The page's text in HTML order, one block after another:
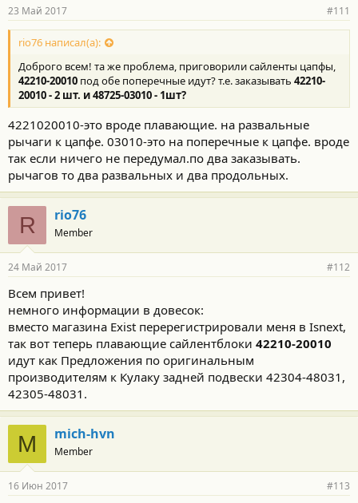
23 Май 2017 #111
rio76 написал(а):
Доброго всем! та же проблема, приговорили сайленты цапфы,
42210-20010 под обе поперечные идут? т.е. заказывать 42210-
20010- 2 шт. и48725-03010 - 1шт?
4221020010-это вроде плавающие. на развальные
рычаги к цапфе. 03010-это на поперечные к цапфе. вроде
так если ничего не передумал.по два заказывать.
рычагов то два развальных и два продольных.
R rio76
Member
24 Май 2017 #112
Всем привет!
немного информации в довесок:
вместо магазина Exist перерегистрировали меня в Isnext,
так вот теперь плавающие сайлентблоки 42210-20010
идут как Предложения по оригинальным
производителям к Кулаку задней подвески 42304-48031,
42305-48031.
M mich-hvn
Member
16 Июн 2017 #113